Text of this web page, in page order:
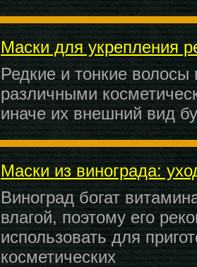
Маски для укрепления
Редкие и тонкие волосы
различными
иначе их внешний вид
Маски из винограда:
Виноград богат
влагой, поэтому его
использовать для
косметических